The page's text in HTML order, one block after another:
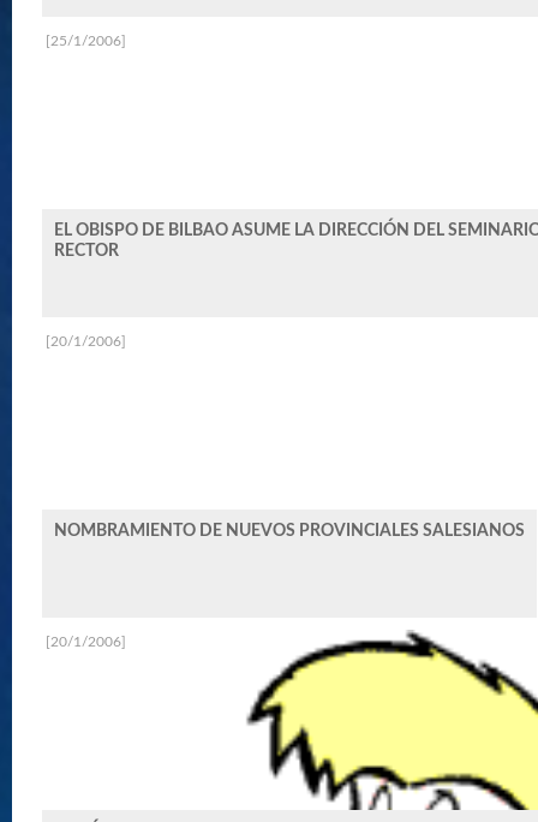
EL OBISPO DE BILBAO ASUME LA DIRECCIÓN DEL
RECTOR
[25/1/2006]
NOMBRAMIENTO DE NUEVOS PROVINCIALES SALESIANOS
[20/1/2006]
[20/1/2006]